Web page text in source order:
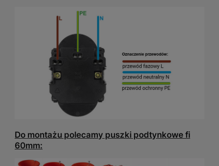
Do montażu polecamy puszki podtynkowe fi
60mm: